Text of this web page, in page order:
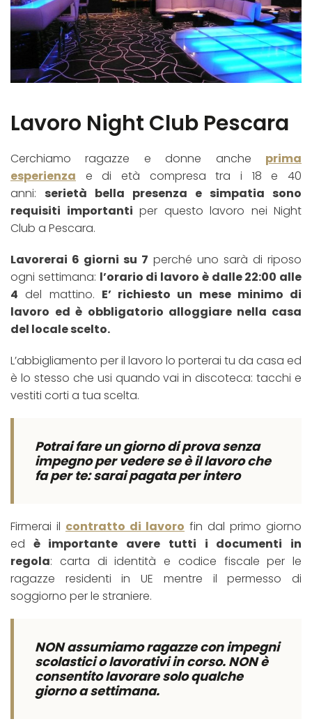
Lavoro Night Club Pescara
Cerchiamo ragazze e donne anche prima
esperienza e di età compresa tra i 18 e 40
anni: serietà bella presenza e simpatia sono
requisiti importanti per questo lavoro nei Night
Club a Pescara.
Lavorerai 6 giorni su 7 perché uno sarà di riposo
ogni settimana: l’orario di lavoro è dalle 22:00 alle
4 del mattino. E’ richiesto un mese minimo di
lavoro ed è obbligatorio alloggiare nella casa
del locale scelto.
L’abbigliamento per il lavoro lo porterai tu da casa ed
è lo stesso che usi quando vai in discoteca: tacchi e
vestiti corti a tua scelta.
Potrai fare un giorno di prova senza
impegno per vedere se è il lavoro che
fa per te: sarai pagata per intero
Firmerai il contratto di lavoro fin dal primo giorno
ed è importante avere tutti i documenti in
regola: carta di identità e codice fiscale per le
ragazze residenti in UE mentre il permesso di
soggiorno per le straniere.
NON assumiamo ragazze con impegni
scolastici o lavorativi in corso. NON è
consentito lavorare solo qualche
giorno a settimana.